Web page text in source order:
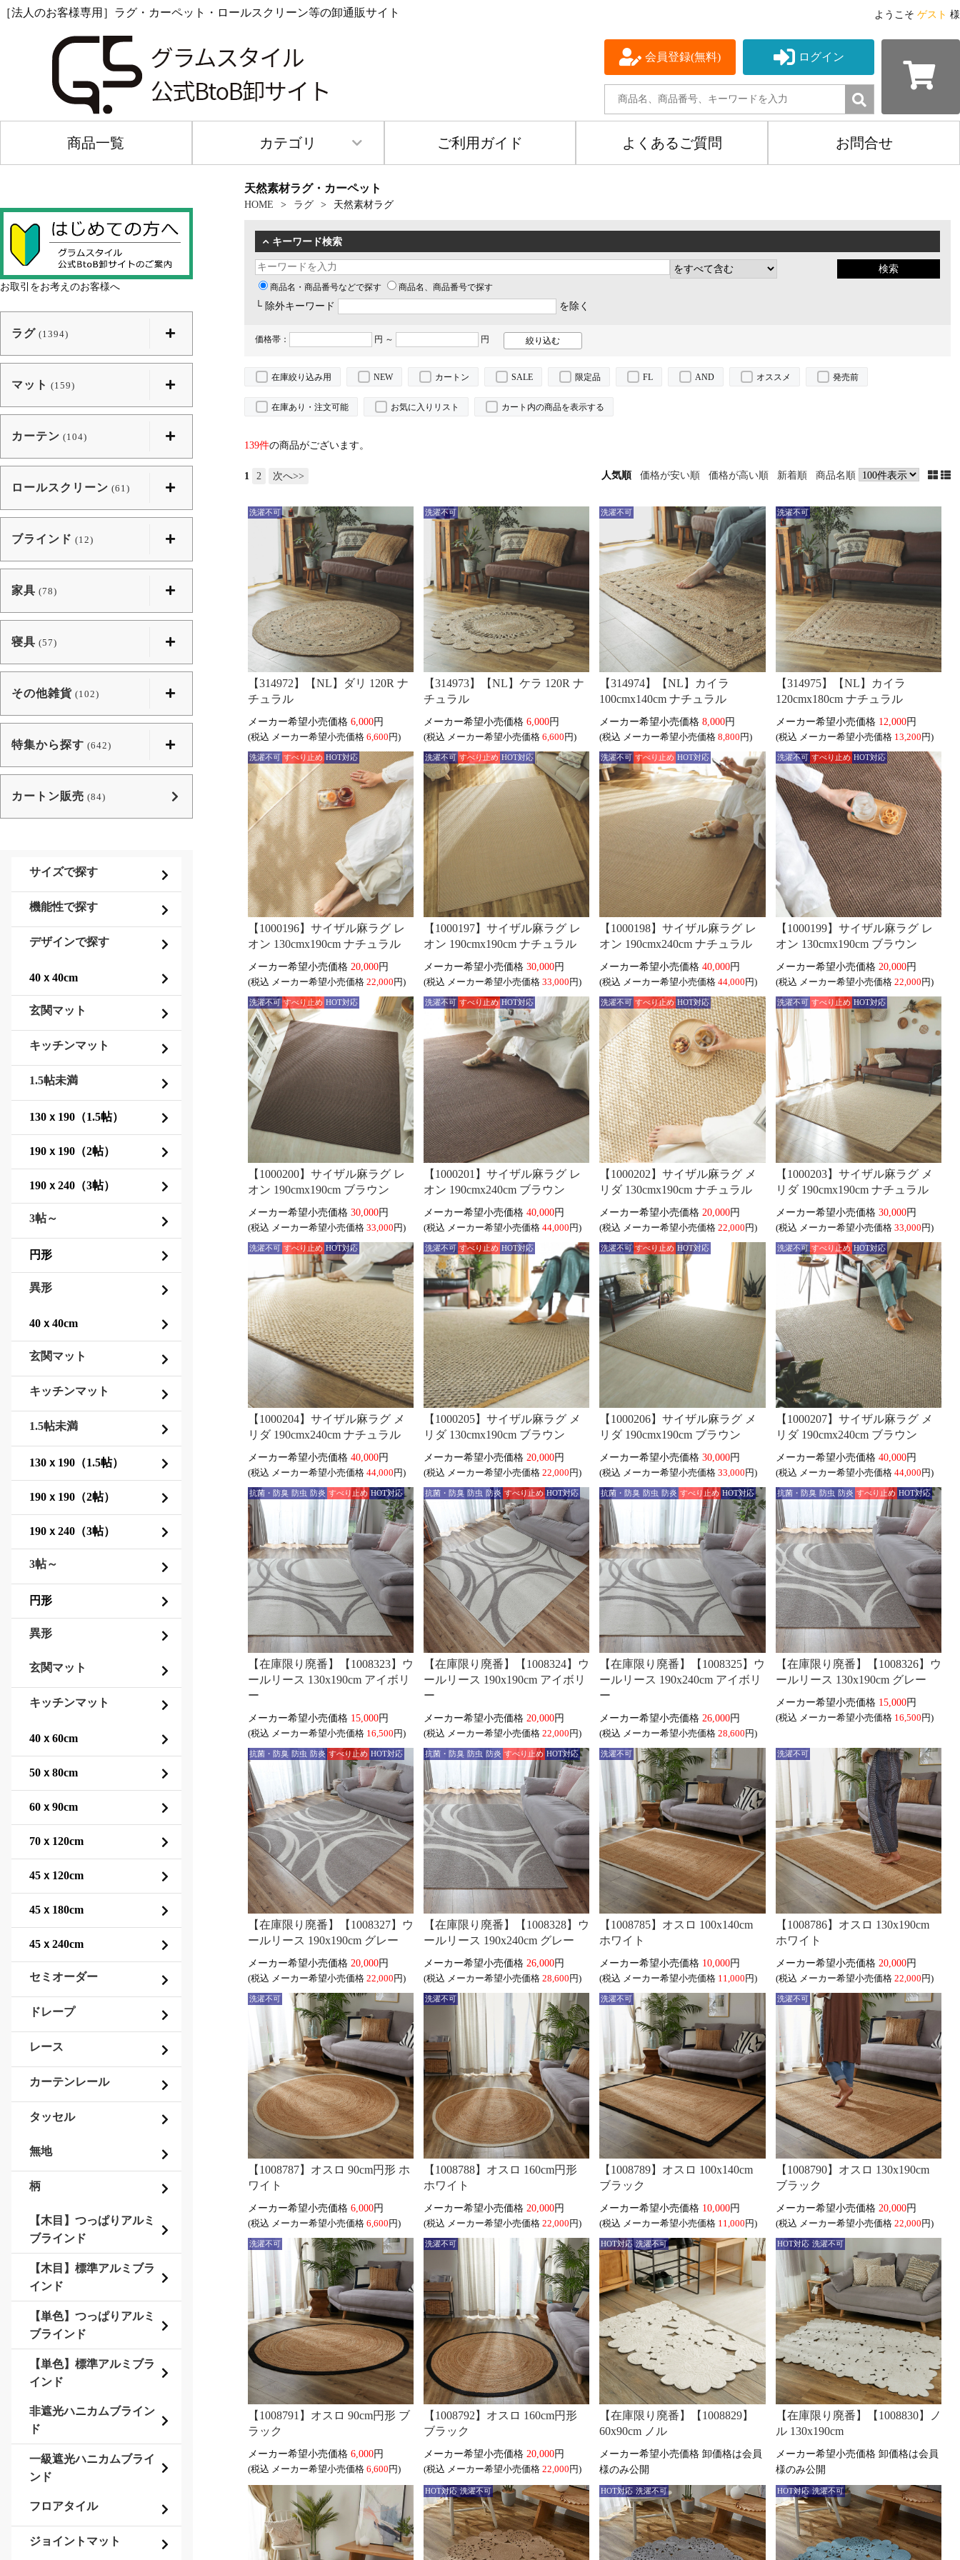
［法人のお客様専用］ラグ・カーペット・ロールスクリーン等の卸通販サイト ようこそ ゲスト 様
会員登録(無料) ログイン
商品一覧 カテゴリ ご利用ガイド よくあるご質問 お問合せ
お取引をお考えのお客様へ
ラグ (1394)
マット (159)
カーテン (104)
ロールスクリーン (61)
ブラインド (12)
家具 (78)
寝具 (57)
その他雑貨 (102)
特集から探す (642)
カートン販売 (84)
サイズで探す
機能性で探す
デザインで探す
玄関マット
キッチンマット
1.5帖未満
3帖～
異形
玄関マット
キッチンマット
1.5帖未満
3帖～
異形
玄関マット
キッチンマット
セミオーダー
ドレープ
レース
カーテンレール
タッセル
無地
柄
【木目】つっぱりアルミ
ブラインド
【木目】標準アルミブラ
インド
【単色】つっぱりアルミ
ブラインド
【単色】標準アルミブラ
インド
非遮光ハニカムブライン
ド
一級遮光ハニカムブライ
ンド
フロアタイル
ジョイントマット
天然素材ラグ・カーペット
HOME ラグ 天然素材ラグ
キーワード検索
商品名・商品番号などで探す 商品名、商品番号で探す
└ 除外キーワード を除く
価格帯： 円 ～ 円
在庫絞り込み用 NEW カートン SALE 限定品 FL AND オススメ 発売前
在庫あり・注文可能 お気に入りリスト カート内の商品を表示する
139件の商品がございます。
人気順 価格が安い順 価格が高い順 新着順 商品名順
1 2 次へ>>
洗濯不可
【314972】【NL】ダリ 120R ナ
チュラル
6,000円
(税込 6,600 円)
洗濯不可
【314973】【NL】ケラ 120R ナ
チュラル
6,000円
(税込 6,600 円)
洗濯不可
【314974】【NL】カイラ
100cmx140cm ナチュラル
8,000円
(税込 8,800 円)
洗濯不可
【314975】【NL】カイラ
120cmx180cm ナチュラル
12,000円
(税込 13,200 円)
洗濯不可 すべり止め HOT対応
【1000196】サイザル麻ラグ レ
オン 130cmx190cm ナチュラル
20,000円
(税込 22,000 円)
洗濯不可 すべり止め HOT対応
【1000197】サイザル麻ラグ レ
オン 190cmx190cm ナチュラル
30,000円
(税込 33,000 円)
洗濯不可 すべり止め HOT対応
【1000198】サイザル麻ラグ レ
オン 190cmx240cm ナチュラル
40,000円
(税込 44,000 円)
洗濯不可 すべり止め HOT対応
【1000199】サイザル麻ラグ レ
オン 130cmx190cm ブラウン
20,000円
(税込 22,000 円)
洗濯不可 すべり止め HOT対応
【1000200】サイザル麻ラグ レ
オン 190cmx190cm ブラウン
30,000円
(税込 33,000 円)
洗濯不可 すべり止め HOT対応
【1000201】サイザル麻ラグ レ
オン 190cmx240cm ブラウン
40,000円
(税込 44,000 円)
洗濯不可 すべり止め HOT対応
【1000202】サイザル麻ラグ メ
リダ 130cmx190cm ナチュラル
20,000円
(税込 22,000 円)
洗濯不可 すべり止め HOT対応
【1000203】サイザル麻ラグ メ
リダ 190cmx190cm ナチュラル
30,000円
(税込 33,000 円)
洗濯不可 すべり止め HOT対応
【1000204】サイザル麻ラグ メ
リダ 190cmx240cm ナチュラル
40,000円
(税込 44,000 円)
洗濯不可 すべり止め HOT対応
【1000205】サイザル麻ラグ メ
リダ 130cmx190cm ブラウン
20,000円
(税込 22,000 円)
洗濯不可 すべり止め HOT対応
【1000206】サイザル麻ラグ メ
リダ 190cmx190cm ブラウン
30,000円
(税込 33,000 円)
洗濯不可 すべり止め HOT対応
【1000207】サイザル麻ラグ メ
リダ 190cmx240cm ブラウン
40,000円
(税込 44,000 円)
抗菌・防臭 防虫 防炎 すべり止め HOT対応
【在庫限り廃番】【1008323】ウ
ールリース 130x190cm アイボリ
ー
15,000円
(税込 16,500 円)
抗菌・防臭 防虫 防炎 すべり止め HOT対応
【在庫限り廃番】【1008324】ウ
ールリース 190x190cm アイボリ
ー
20,000円
(税込 22,000 円)
抗菌・防臭 防虫 防炎 すべり止め HOT対応
【在庫限り廃番】【1008325】ウ
ールリース 190x240cm アイボリ
ー
26,000円
(税込 28,600 円)
抗菌・防臭 防虫 防炎 すべり止め HOT対応
【在庫限り廃番】【1008326】ウ
ールリース 130x190cm グレー
15,000円
(税込 16,500 円)
抗菌・防臭 防虫 防炎 すべり止め HOT対応
【在庫限り廃番】【1008327】ウ
ールリース 190x190cm グレー
20,000円
(税込 22,000 円)
抗菌・防臭 防虫 防炎 すべり止め HOT対応
【在庫限り廃番】【1008328】ウ
ールリース 190x240cm グレー
26,000円
(税込 28,600 円)
洗濯不可
【1008785】オスロ 100x140cm
ホワイト
10,000円
(税込 11,000 円)
洗濯不可
【1008786】オスロ 130x190cm
ホワイト
20,000円
(税込 22,000 円)
洗濯不可
【1008787】オスロ 90cm円形 ホ
ワイト
6,000円
(税込 6,600 円)
洗濯不可
【1008788】オスロ 160cm円形
ホワイト
20,000円
(税込 22,000 円)
洗濯不可
【1008789】オスロ 100x140cm
ブラック
10,000円
(税込 11,000 円)
洗濯不可
【1008790】オスロ 130x190cm
ブラック
20,000円
(税込 22,000 円)
洗濯不可
【1008791】オスロ 90cm円形 ブ
ラック
6,000円
(税込 6,600 円)
洗濯不可
【1008792】オスロ 160cm円形
ブラック
20,000円
(税込 22,000 円)
HOT対応 洗濯不可
【在庫限り廃番】【1008829】
60x90cm ノル
卸価格は会員
様のみ公開
HOT対応 洗濯不可
【在庫限り廃番】【1008830】ノ
ル 130x190cm
卸価格は会員
様のみ公開
HOT対応 洗濯不可 HOT対応 洗濯不可 HOT対応 洗濯不可